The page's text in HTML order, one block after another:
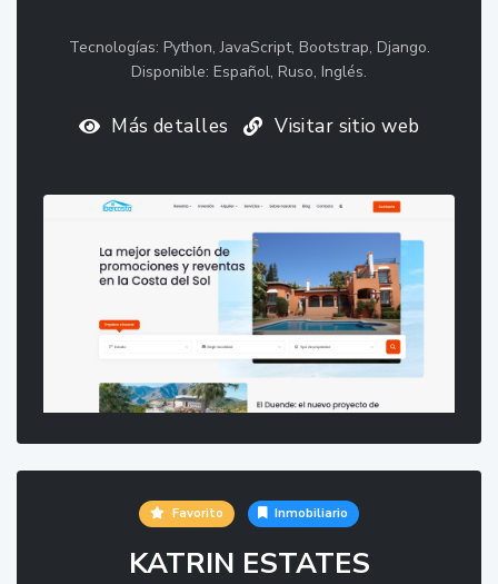
Tecnologías: Python, JavaScript, Bootstrap, Django.
Disponible: Español, Ruso, Inglés.
Más detalles Visitar sitio web
Favorito Inmobiliario
KATRIN ESTATES